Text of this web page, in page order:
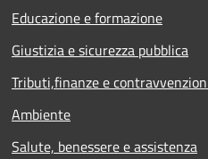
Educazione e formazione
Giustizia e sicurezza pubblica
Tributi,finanze e
Ambiente
Salute, benessere e assistenza